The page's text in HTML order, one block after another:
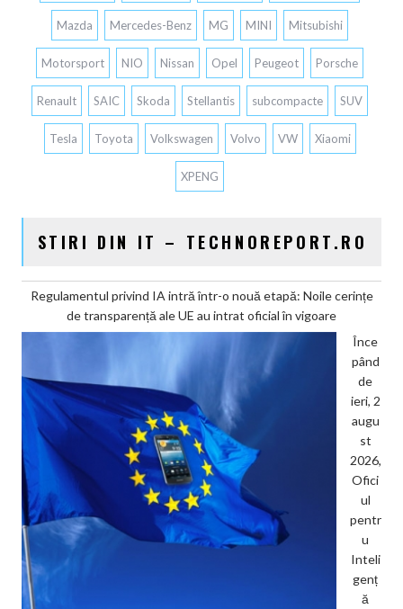
Mazda Mercedes-Benz MG MINI Mitsubishi
Motorsport NIO Nissan Opel Peugeot Porsche
Renault SAIC Skoda Stellantis subcompacte SUV
Tesla Toyota Volkswagen Volvo VW Xiaomi
XPENG
STIRI DIN IT – TECHNOREPORT.RO
Regulamentul privind IA intră într-o nouă etapă: Noile cerințe
de transparență ale UE au intrat oficial în vigoare
Înce
pând
de
ieri, 2
augu
st
2026,
Ofici
ul
pentr
u
Inteli
genț
ă